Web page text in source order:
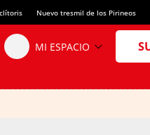
Nuevo tresmil de los Pirineos